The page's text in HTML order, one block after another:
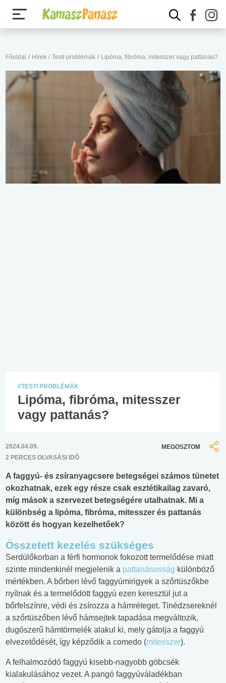
Főoldal / Hírek / Testi problémák / Lipóma, fibróma, mitesszer vagy pattanás?
#TESTI PROBLÉMÁK
Lipóma, fibróma, mitesszer
vagy pattanás?
2024.04.09.
2 PERCES OLVASÁSI IDŐ
MEGOSZTOM
A faggyú- és zsíranyagcsere betegségei számos tünetet
okozhatnak, ezek egy része csak esztétikailag zavaró,
míg mások a szervezet betegségére utalhatnak. Mi a
különbség a lipóma, fibróma, mitesszer és pattanás
között és hogyan kezelhetőek?
Összetett kezelés szükséges
Serdülőkorban a férfi hormonok fokozott termelődése miatt
szinte mindenkinél megjelenik a pattanásosság különböző
mértékben. A bőrben lévő faggyúmirigyek a szőrtüszőkbe
nyílnak és a termelődött faggyú ezen keresztül jut a
bőrfelszínre, védi és zsírozza a hámréteget. Tinédzsereknél
a szőrtüszőben lévő hámsejtek tapadása megváltozik,
dugószerű hámtörmelék alakul ki, mely gátolja a faggyú
elvezetődését, így képződik a comedo (mitesszer).
A felhalmozódó faggyú kisebb-nagyobb göbcsék
kialakulásához vezet. A pangó faggyúváladékban